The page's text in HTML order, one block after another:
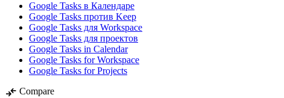
Google Tasks в Календаре
Google Tasks против Keep
Google Tasks для Workspace
Google Tasks для проектов
Google Tasks in Calendar
Google Tasks for Workspace
Google Tasks for Projects
compare_arrows Compare